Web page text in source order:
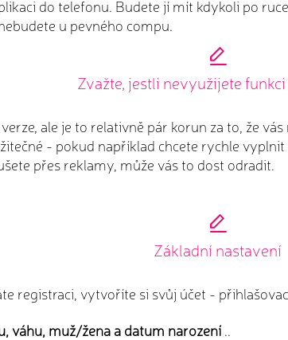
do telefonu. Budete jí mít kdykoli po
u pevného compu.
Zvažte, jestli nevyužijete
verze, ale je to relativně pár korun za to, že
- pokud například chcete rychle
přes reklamy, může vás to dost odradit.
Základní nastavení
registraci, vytvoříte si svůj účet -
váhu, muž/žena a datum narození ..